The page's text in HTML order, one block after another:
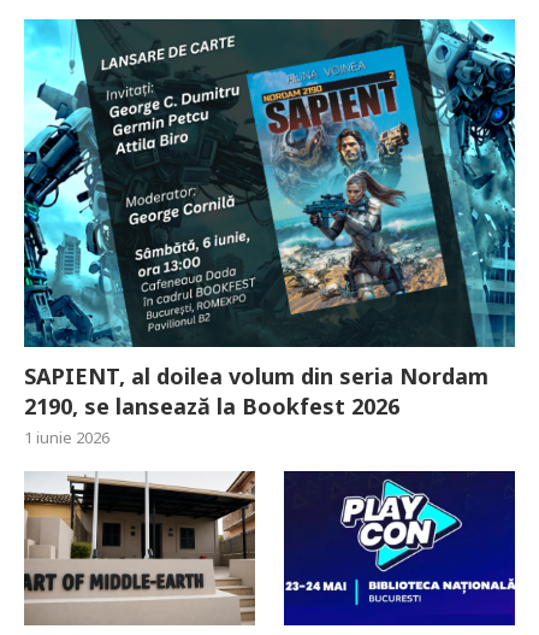
SAPIENT, al doilea volum din seria Nordam
2190, se lansează la Bookfest 2026
1 iunie 2026